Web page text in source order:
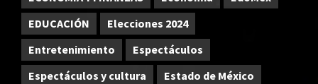
EDUCACIÓN
Elecciones 2024
Entretenimiento
Espectáculos
Espectáculos y cultura
Estado de México